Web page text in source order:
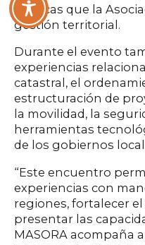
técnicas que la
gestión territorial.
Durante el evento
experiencias
catastral, el
estructuración de
la movilidad, la
herramientas
de los gobiernos
“Este encuentro
experiencias con
regiones, fortalecer
presentar las
MASORA acompaña